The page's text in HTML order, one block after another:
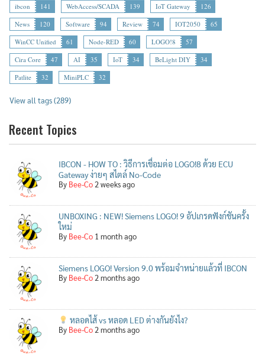
ibcon
141 WebAccess/SCADA 139 IoT Gateway
126
News
120 Software 94 Review 74 IOT2050
65
WinCC Unified
61 Node-RED 60 LOGO!8
57
Cira Core
47 AI 35 IoT 34 BeLight DIY
34
Patlite
32 MiniPLC 32
View all tags (289)
Recent Topics
IBCON - HOW TO : วิธีการเชื่อมต่อ LOGO!8 ด้วย ECU
Gateway ง่ายๆ สไตล์ No-Code
By Bee-Co2 weeks ago
UNBOXING : NEW! Siemens LOGO! 9 อัปเกรดฟังก์ชันครั้ง
ใหม่
By Bee-Co 1 month ago
Siemens LOGO! Version 9.0 พร้อมจำหน่ายแล้วที่ IBCON
By Bee-Co2 months ago
หลอดไส้ vs หลอด LED ต่างกันยังไง?
By Bee-Co2 months ago